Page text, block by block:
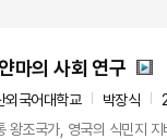
마의 사회 연구
외국어대학교 박장식
왕조국가, 영국의 식민지